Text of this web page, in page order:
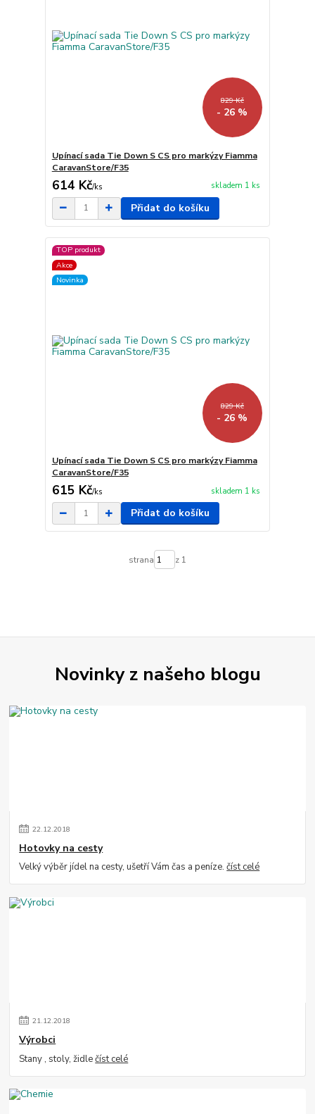
829 Kč
- 26 %
Upínací sada Tie Down S CS pro markýzy Fiamma
CaravanStore/F35
614 Kč/ks skladem 1 ks
Přidat do košíku
TOP produkt
Akce
Novinka
829 Kč
- 26 %
Upínací sada Tie Down S CS pro markýzy Fiamma
CaravanStore/F35
615 Kč/ks skladem 1 ks
Přidat do košíku
strana z 1
Novinky z našeho blogu
22.12.2018
Hotovky na cesty
Velký výběr jídel na cesty, ušetří Vám čas a peníze.číst celé
21.12.2018
Výrobci
Stany , stoly, židlečíst celé